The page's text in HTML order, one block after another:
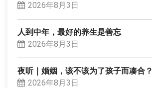
2026年8月3日
人到中年，最好的养生是善忘
2026年8月3日
夜听｜婚姻，该不该为了孩子而凑合？
2026年8月3日